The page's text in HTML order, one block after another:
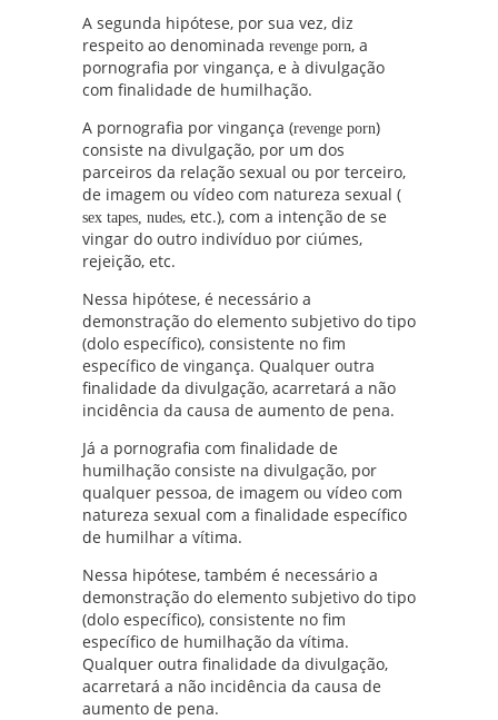
A segunda hipótese, por sua vez, diz
respeito ao denominada revenge porn, a
pornografia por vingança, e à divulgação
com finalidade de humilhação.
A pornografia por vingança (revenge porn)
consiste na divulgação, por um dos
parceiros da relação sexual ou por terceiro,
de imagem ou vídeo com natureza sexual (
sex tapes, nudes, etc.), com a intenção de se
vingar do outro indivíduo por ciúmes,
rejeição, etc.
Nessa hipótese, é necessário a
demonstração do elemento subjetivo do tipo
(dolo específico), consistente no fim
específico de vingança. Qualquer outra
finalidade da divulgação, acarretará a não
incidência da causa de aumento de pena.
Já a pornografia com finalidade de
humilhação consiste na divulgação, por
qualquer pessoa, de imagem ou vídeo com
natureza sexual com a finalidade específico
de humilhar a vítima.
Nessa hipótese, também é necessário a
demonstração do elemento subjetivo do tipo
(dolo específico), consistente no fim
específico de humilhação da vítima.
Qualquer outra finalidade da divulgação,
acarretará a não incidência da causa de
aumento de pena.